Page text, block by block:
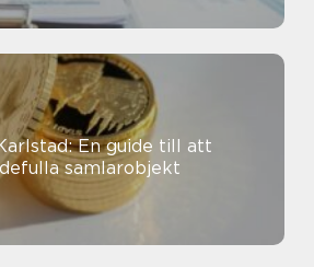
En guide till att
samlarobjekt